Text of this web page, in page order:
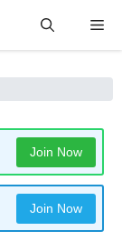
Join Now
Join Now